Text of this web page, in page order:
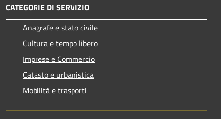
CATEGORIE DI SERVIZIO
Anagrafe e stato civile
Cultura e tempo libero
Imprese e Commercio
Catasto e urbanistica
Mobilità e trasporti